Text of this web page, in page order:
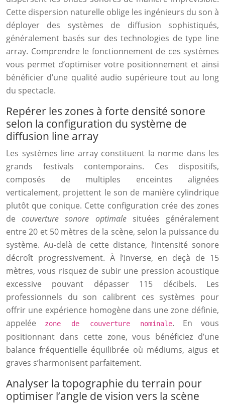
Cette dispersion naturelle oblige les ingénieurs du son à
déployer des systèmes de diffusion sophistiqués,
généralement basés sur des technologies de type line
array. Comprendre le fonctionnement de ces systèmes
vous permet d’optimiser votre positionnement et ainsi
bénéficier d’une qualité audio supérieure tout au long
du spectacle.
Repérer les zones à forte densité sonore
selon la configuration du système de
diffusion line array
Les systèmes line array constituent la norme dans les
grands festivals contemporains. Ces dispositifs,
composés de multiples enceintes alignées
verticalement, projettent le son de manière cylindrique
plutôt que conique. Cette configuration crée des zones
decouverture sonore optimalesituées généralement
entre 20 et 50 mètres de la scène, selon la puissance du
système. Au-delà de cette distance, l’intensité sonore
décroît progressivement. À l’inverse, en deçà de 15
mètres, vous risquez de subir une pression acoustique
excessive pouvant dépasser 115 décibels. Les
professionnels du son calibrent ces systèmes pour
offrir une expérience homogène dans une zone définie,
appelée
zone de couverture nominale. En vous
positionnant dans cette zone, vous bénéficiez d’une
balance fréquentielle équilibrée où médiums, aigus et
graves s’harmonisent parfaitement.
Analyser la topographie du terrain pour
optimiser l’angle de vision vers la scène